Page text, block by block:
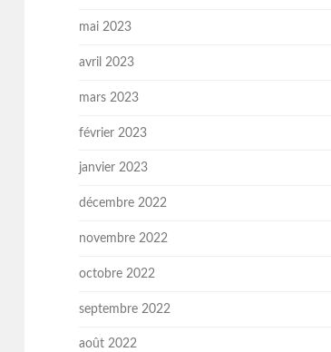
mai 2023
avril 2023
mars 2023
février 2023
janvier 2023
décembre 2022
novembre 2022
octobre 2022
septembre 2022
août 2022